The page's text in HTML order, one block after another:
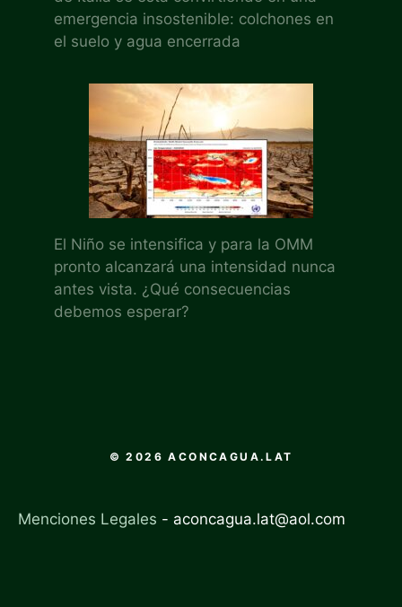
emergencia insostenible: colchones en
el suelo y agua encerrada
El Niño se intensifica y para la OMM
pronto alcanzará una intensidad nunca
antes vista. ¿Qué consecuencias
debemos esperar?
© 2026 ACONCAGUA.LAT
Menciones Legales - aconcagua.lat@aol.com